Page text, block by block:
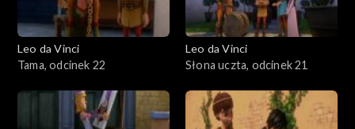
Leo da Vinci
Tama, odcinek 22
Leo da Vinci
Słona uczta, odcinek 21